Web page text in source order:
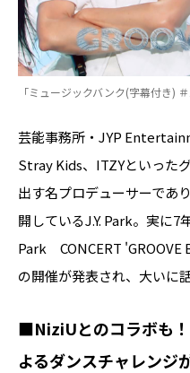
「ミュージックバンク(字幕付き)
芸能事務所・JYP
Stray Kids、ITZYといった
出す名プロデューサーであ
開しているJ.Y. Park。実に7
Park CONCERT 'GROOVE
の開催が発表され、大いに
■NiziUとのコラボも
よるダンスチャレンジ